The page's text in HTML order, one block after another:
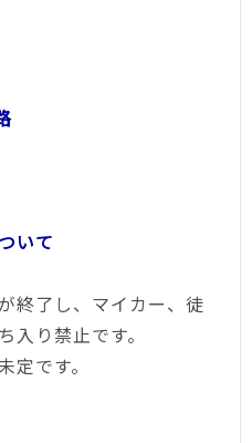
いて
終了し、マイカー、徒
入り禁止です。
です。